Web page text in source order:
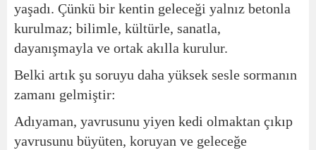
yaşadı. Çünkü bir kentin geleceği yalnız betonla
kurulmaz; bilimle, kültürle, sanatla,
dayanışmayla ve ortak akılla kurulur.
Belki artık şu soruyu daha yüksek sesle sormanın
zamanı gelmiştir:
Adıyaman, yavrusunu yiyen kedi olmaktan çıkıp
yavrusunu büyüten, koruyan ve geleceğe